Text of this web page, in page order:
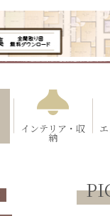
インテリア・収
納